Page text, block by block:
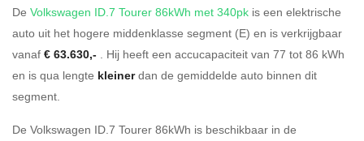
De Volkswagen ID.7 Tourer 86kWh met 340pk is een elektrische
auto uit het hogere middenklasse segment (E) en is verkrijgbaar
vanaf € 63.630,- . Hij heeft een accucapaciteit van 77 tot 86 kWh
en is qua lengte kleinerdan de gemiddelde auto binnen dit
segment.
De Volkswagen ID.7 Tourer 86kWh is beschikbaar in de